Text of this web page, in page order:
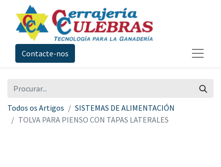
Contacte-nos
Todos os Artigos
SISTEMAS DE ALIMENTACIÓN
TOLVA PARA PIENSO CON TAPAS LATERALES